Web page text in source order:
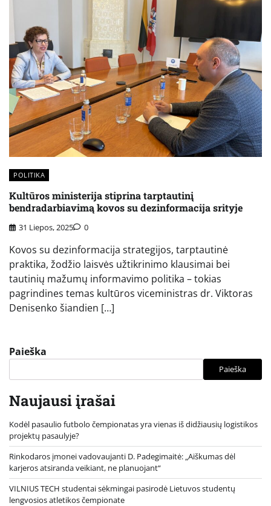
POLITIKA
Kultūros ministerija stiprina tarptautinį
bendradarbiavimą kovos su dezinformacija srityje
31 Liepos, 2025 0
Kovos su dezinformacija strategijos, tarptautinė
praktika, žodžio laisvės užtikrinimo klausimai bei
tautinių mažumų informavimo politika – tokias
pagrindines temas kultūros viceministras dr. Viktoras
Denisenko šiandien […]
Paieška
Paieška
Naujausi įrašai
Kodėl pasaulio futbolo čempionatas yra vienas iš didžiausių logistikos
projektų pasaulyje?
Rinkodaros įmonei vadovaujanti D. Padegimaitė: „Aiškumas dėl
karjeros atsiranda veikiant, ne planuojant“
VILNIUS TECH studentai sėkmingai pasirodė Lietuvos studentų
lengvosios atletikos čempionate